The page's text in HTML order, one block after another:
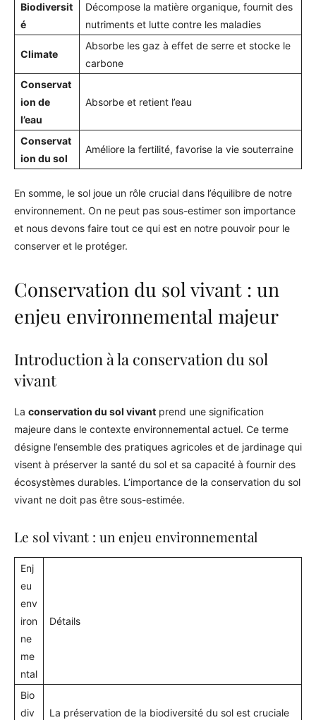
Biodiversit
é
Décompose la matière organique, fournit des
nutriments et lutte contre les maladies
Climate
Absorbe les gaz à effet de serre et stocke le
carbone
Conservat
ion de
l’eau
Absorbe et retient l’eau
Conservat
ion du sol
Améliore la fertilité, favorise la vie souterraine
En somme, le sol joue un rôle crucial dans l’équilibre de notre
environnement. On ne peut pas sous-estimer son importance
et nous devons faire tout ce qui est en notre pouvoir pour le
conserver et le protéger.
Conservation du sol vivant : un
enjeu environnemental majeur
Introduction à la conservation du sol
vivant
La conservation du sol vivant prend une signification
majeure dans le contexte environnemental actuel. Ce terme
désigne l’ensemble des pratiques agricoles et de jardinage qui
visent à préserver la santé du sol et sa capacité à fournir des
écosystèmes durables. L’importance de la conservation du sol
vivant ne doit pas être sous-estimée.
Le sol vivant : un enjeu environnemental
Enj
eu
env
iron
ne
me
ntal
Détails
Bio
div
La préservation de la biodiversité du sol est cruciale